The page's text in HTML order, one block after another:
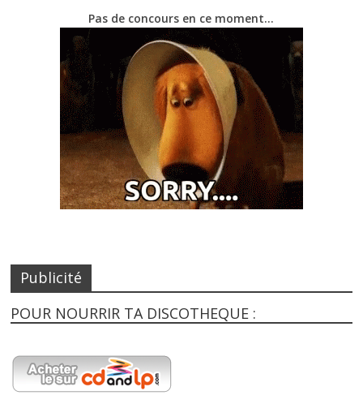
Pas de concours en ce moment…
Publicité
POUR NOURRIR TA DISCOTHEQUE :